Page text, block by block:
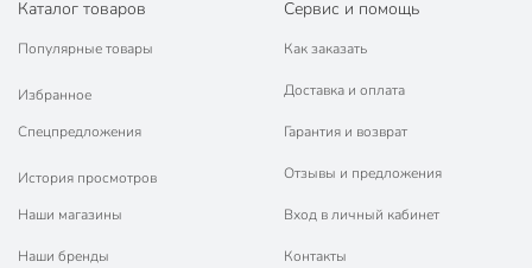
Каталог товаров
Популярные товары
Избранное
Спецпредложения
История просмотров
Наши магазины
Наши бренды
Сервис и помощь
Как заказать
Доставка и оплата
Гарантия и возврат
Отзывы и предложения
Вход в личный кабинет
Контакты